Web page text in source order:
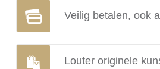
Veilig betalen, ook
Louter originele